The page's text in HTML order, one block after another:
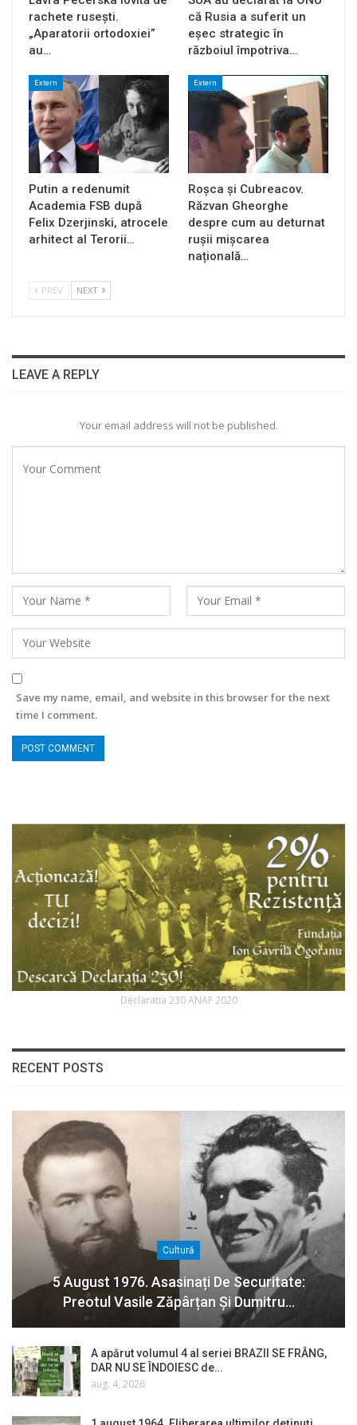
rachete rusești.
„Aparatorii ortodoxiei”
au…
că Rusia a suferit un
eșec strategic în
războiul împotriva…
Extern
Putin a redenumit
Academia FSB după
Felix Dzerjinski, atrocele
arhitect al Terorii…
Extern
Roșca și Cubreacov.
Răzvan Gheorghe
despre cum au deturnat
rușii mișcarea
națională…
PREV NEXT
LEAVE A REPLY
Your email address will not be published.
Save my name, email, and website in this browser for the next
time I comment.
Declaratia 230 ANAF 2020
RECENT POSTS
Cultură
5 August 1976. Asasinați De Securitate:
Preotul Vasile Zăpârțan Și Dumitru…
A apărut volumul 4 al seriei BRAZII SE FRÂNG,
DAR NU SE ÎNDOIESC de…
aug. 4, 2026